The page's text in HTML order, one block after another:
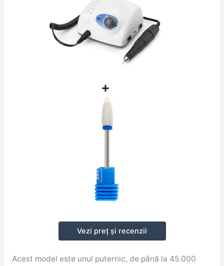
Vezi preț și recenzii
Acest model este unul puternic, de până la 45.000